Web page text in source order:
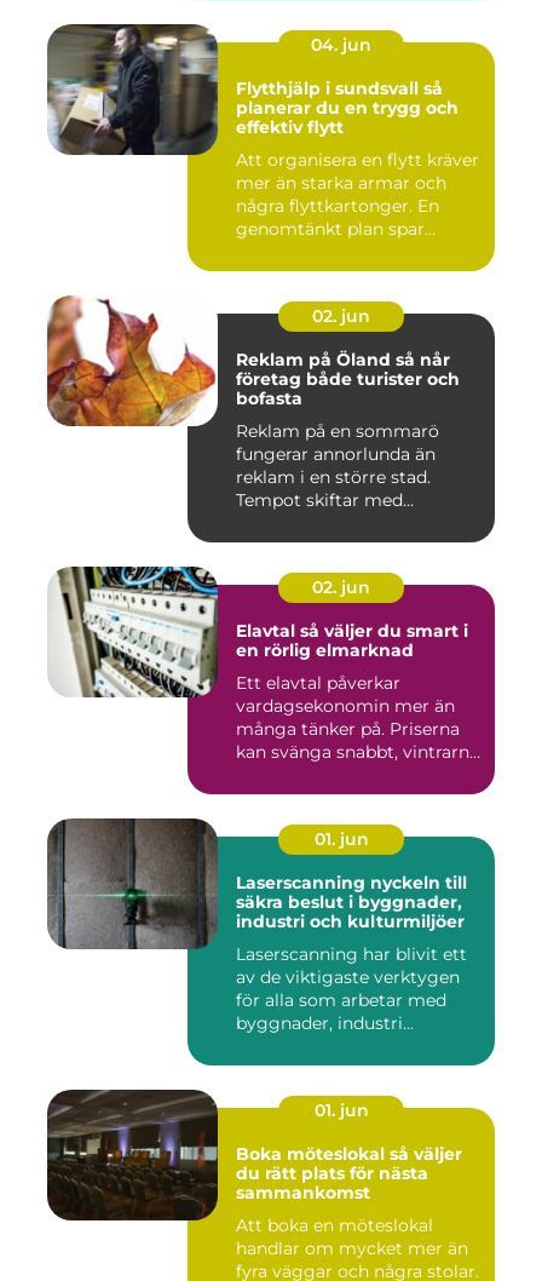
04. jun
Flytthjälp i sundsvall så
planerar du en trygg och
effektiv flytt
Att organisera en flytt kräver
mer än starka armar och
några flyttkartonger. En
genomtänkt plan spar...
02. jun
Reklam på Öland så når
företag både turister och
bofasta
Reklam på en sommarö
fungerar annorlunda än
reklam i en större stad.
Tempot skiftar med
02. jun
Elavtal så väljer du smart i
en rörlig elmarknad
Ett elavtal påverkar
vardagsekonomin mer än
många tänker på. Priserna
kan svänga snabbt, vintrarna
01. jun
Laserscanning nyckeln till
säkra beslut i byggnader,
industri och kulturmiljöer
Laserscanning har blivit ett
av de viktigaste verktygen
för alla som arbetar med
byggnader, industri...
01. jun
Boka möteslokal så väljer
du rätt plats för nästa
sammankomst
Att boka en möteslokal
handlar om mycket mer än
fyra väggar och några stolar.